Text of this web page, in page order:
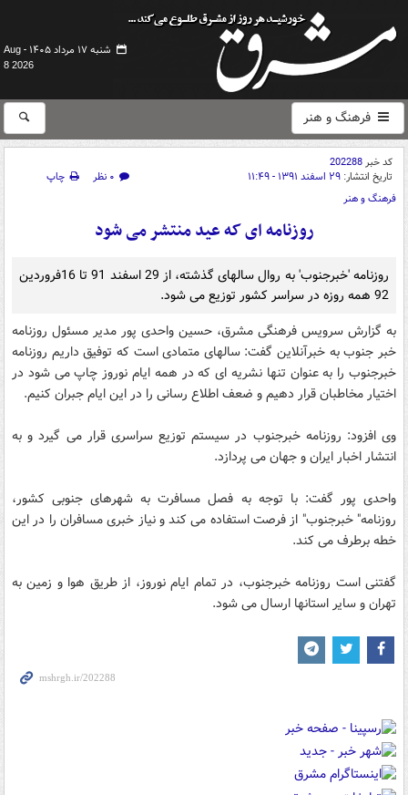
شنبه ۱۷ مرداد ۱۴۰۵ -
Aug
8 2026
فرهنگ و هنر
کد خبر202288
تاریخ انتشار: ۲۹ اسفند ۱۳۹۱ - ۱۱:۴۹ ۰ نظر
چاپ
فرهنگ و هنر
روزنامه ای که عید منتشر می شود
روزنامه 'خبرجنوب' به روال سالهای گذشته، از 29 اسفند 91 تا 16فروردین
92 همه روزه در سراسر کشور توزیع می شود.
به گزارش سرویس فرهنگی مشرق، حسین واحدی پور مدیر مسئول روزنامه
خبر جنوب به خبرآنلاین گفت: سالهای متمادی است که توفیق داریم روزنامه
خبرجنوب را به عنوان تنها نشریه ای که در همه ایام نوروز چاپ می شود در
اختیار مخاطبان قرار دهیم و ضعف اطلاع رسانی را در این ایام جبران کنیم.
وی افزود: روزنامه خبرجنوب در سیستم توزیع سراسری قرار می گیرد و به
انتشار اخبار ایران و جهان می پردازد.
واحدی پور گفت: با توجه به فصل مسافرت به شهرهای جنوبی کشور،
روزنامه" خبرجنوب" از فرصت استفاده می کند و نیاز خبری مسافران را در این
خطه برطرف می کند.
گفتنی است روزنامه خبرجنوب، در تمام ایام نوروز، از طریق هوا و زمین به
تهران و سایر استانها ارسال می شود.